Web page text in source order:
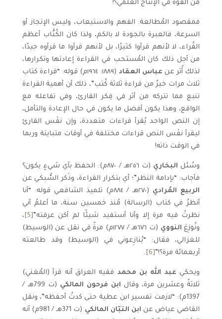
من القوة في الإنتاج العلمي؟!
فمقصود المُطالعة: الفهم والاستيعاب، وليس الإنجاز أو
السرعة، فالعبرة بالجودة لا بالكم، ولذا كان الكُتَّاب أعظم
القُراء، لا لأنهم قرأوا كثيرًا، بل لأنهم قرأوا ما قرأوه جيدًا،
من أجل ذلك كان المُستحب في القراءة إعادتها وتكرارها،
لذلك أُثر عن عباس العقاد
(١٨٨٩: ١٩٦٤م) قوله: “قراءة كتاب
ثلاث مرات خيرٌ من قراءة ثلاثة كُتب”، ذلك أن أهمية القراءة
تنبع مما تتركه من أثر في فِكر القارئ، وفي تفاعله مع
الواقع، وهذا يكون أفضل ما يكون في حال الإعادة والتأمل،
إن النص الواحد يُقرأ قراءات متعددة، وإن نفْس القارئ
ليقرأ نفْس النص قراءات مختلفة في أوقات متباينة وربما
في الوقت ذاته!
وسُئل البخاري
(ت ٢٥٦هـ / ٨٧٠م): الحفظ بأي شيءٍ يكون؟
فأجاب: “بإدامة النظر”؛ أي بتكرار القراءة، وذَكر السُّبكي عن
الربيع المُرادي
(٢٧٠هـ / ٨٨٤م) تلميذ الشافعي قوله: “أنا
أنظرُ في كتاب (الرسالة) مُنذ خمسين سنة، ما أعلمُ أني
نظرتُ فيه مرة إلا وأنا أستفيد شيئًا لم أكن عرفته” [5]
،
ونُوزِعَ النووي
(ت ٦٧٦هـ / ١٢٧٧م) مرةً في نقل عن (الوسيط)
للغزالي، فقال: “يُنازِعوني في (الوسيط) وقد طالعته
أربعمائة مرة؟!” [6]
.
ويحكي عبد الله بن محمد فقيه العراق أنه قرأ (المُغني)
ثلاثةً وعشرين مرة، وقال ابن فرحون المالكي
(ت 799هـ /
1397م): “لازمت تفسير ابن عطية حتى كدتُ أحفظه”، ونقل
القاضي عياض عن ابن التبّان المالكي
(ت 371هـ‍ / 981م) أنه